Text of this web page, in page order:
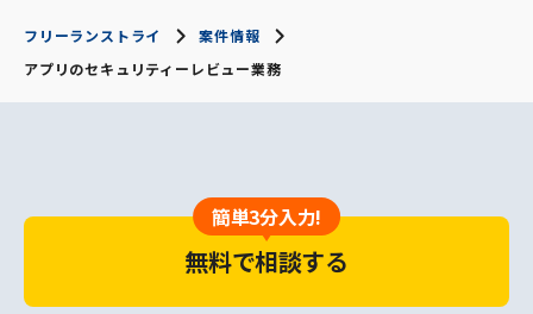
フリーランストライ
案件情報
アプリのセキュリティーレビュー業務
簡単3分入力!
無料で相談する